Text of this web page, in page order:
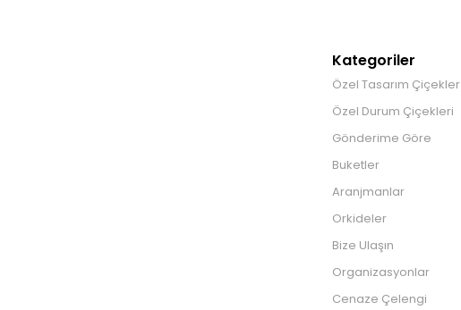
Kategoriler
Özel Tasarım Çiçekler
Özel Durum Çiçekleri
Gönderime Göre
Buketler
Aranjmanlar
Orkideler
Bize Ulaşın
Organizasyonlar
Cenaze Çelengi